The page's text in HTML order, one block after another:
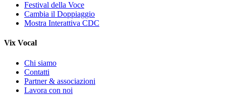
Festival della Voce
Cambia il Doppiaggio
Mostra Interattiva CDC
Vix Vocal
Chi siamo
Contatti
Partner & associazioni
Lavora con noi